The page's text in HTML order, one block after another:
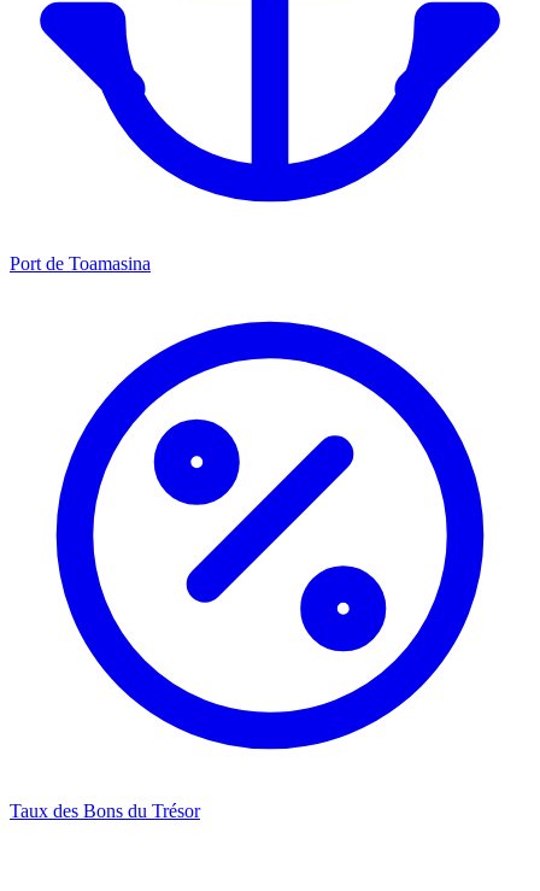
Port de Toamasina
Taux des Bons du Trésor